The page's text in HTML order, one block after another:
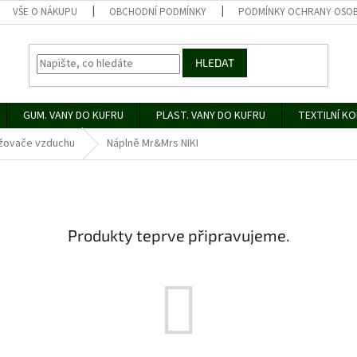
VŠE O NÁKUPU OBCHODNÍ PODMÍNKY PODMÍNKY OCHRANY
HLEDAT
GUM. VANY DO KUFRU PLAST. VANY DO KUFRU TEXTILNÍ
vzduchu Náplně Mr&Mrs NIKI
Produkty teprve připravujeme.